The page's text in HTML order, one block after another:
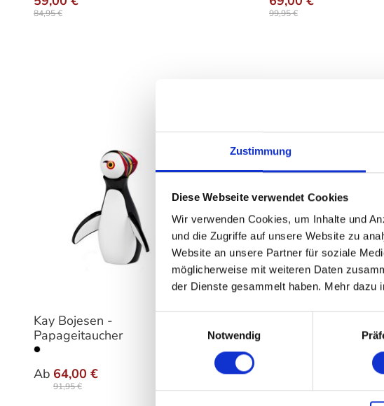
Zustimmung
Diese Webseite verwendet Cookies
Wir verwenden Cookies, um Inhalte und
und die Zugriffe auf unsere Website zu
Website an unsere Partner für soziale
möglicherweise mit weiteren Daten
der Dienste gesammelt haben. Mehr dazu
Notwendig
84,95 € 99,95 €
Kay Bojesen -
Papageitaucher
Ab 64,00 €
91,95 €
Graduationshut